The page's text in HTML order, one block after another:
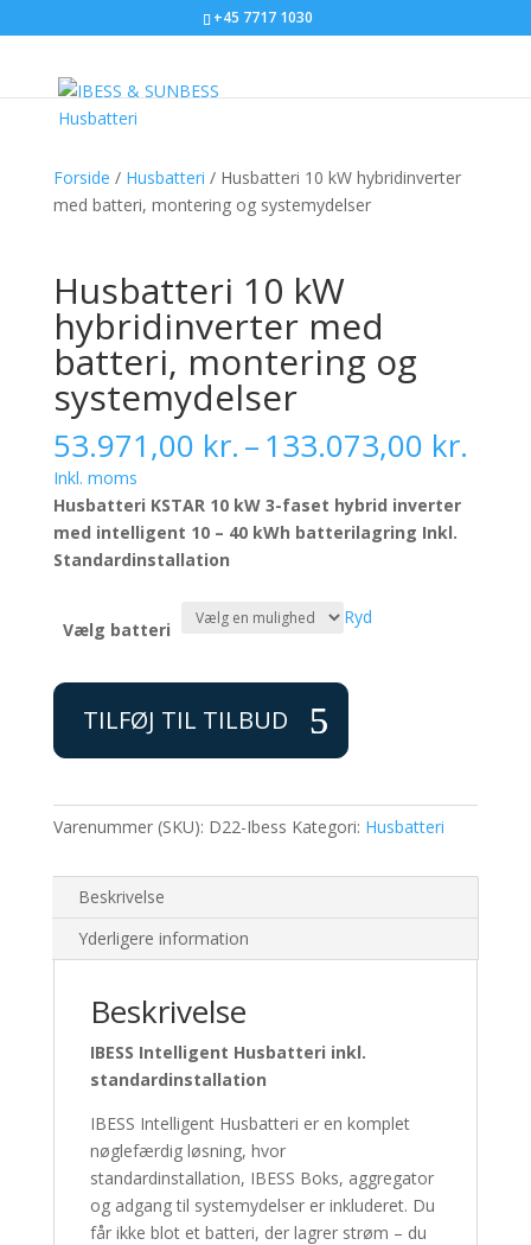
+45 7717 1030
Forside / Husbatteri / Husbatteri 10 kW hybridinverter
med batteri, montering og systemydelser
Husbatteri 10 kW
hybridinverter med
batteri, montering og
systemydelser
53.971,00 kr.–133.073,00 kr.
Inkl. moms
Husbatteri KSTAR 10 kW 3-faset hybrid inverter
med intelligent 10 – 40 kWh batterilagring Inkl.
Standardinstallation
Vælg batteri
Ryd
10
hybridinverter
batteri,
montering
systemydelser
antal
TILFØJ TIL TILBUD
Varenummer (SKU): D22-Ibess Kategori: Husbatteri
Beskrivelse
Yderligere information
Beskrivelse
IBESS Intelligent Husbatteri inkl.
standardinstallation
IBESS Intelligent Husbatteri er en komplet
nøglefærdig løsning, hvor
standardinstallation, IBESS Boks, aggregator
og adgang til systemydelser er inkluderet. Du
får ikke blot et batteri, der lagrer strøm – du